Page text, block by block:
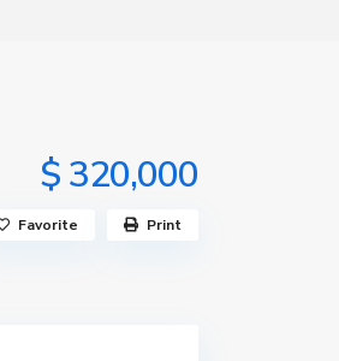
$ 320,000
Favorite Print